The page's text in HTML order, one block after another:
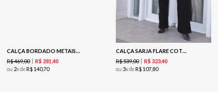
CALÇA BORDADO METAIS - VINHO
R$469,00 R$ 281 40
ou 2x deR$ 140,70
CALÇA SARJA FLARE COTELE REBITE - PRETO
R$539,00 R$ 32340
ou 3x deR$ 107 80